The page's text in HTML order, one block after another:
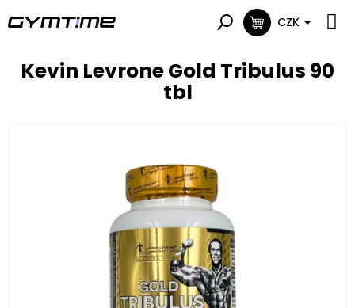
na
NÁKUPNÍ
CZK
Kevin Levrone Gold Tribulus 90
tbl